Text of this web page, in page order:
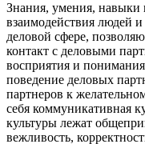
Знания, умения, навыки
взаимодействия людей
деловой сфере,
контакт с деловыми
восприятия и
поведение деловых
партнеров к
себя коммуникативная
культуры лежат
вежливость,